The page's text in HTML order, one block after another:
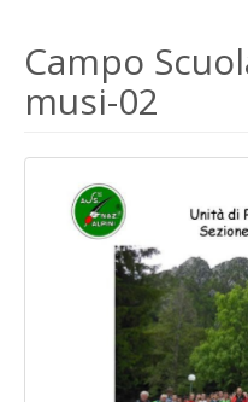
Campo
musi-02